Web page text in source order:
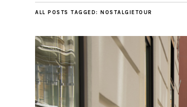
ALL POSTS TAGGED: NOSTALGIETOUR